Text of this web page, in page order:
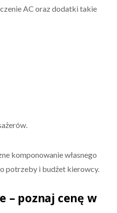
AC oraz dodatki takie
komponowanie własnego
potrzeby i budżet kierowcy.
– poznaj cenę w